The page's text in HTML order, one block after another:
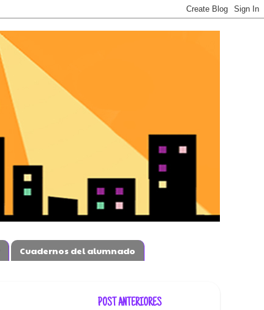
Cuadernos del alumnado
POST ANTERIORES